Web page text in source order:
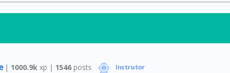
| 1000.9k xp | 1546 posts Instrutor